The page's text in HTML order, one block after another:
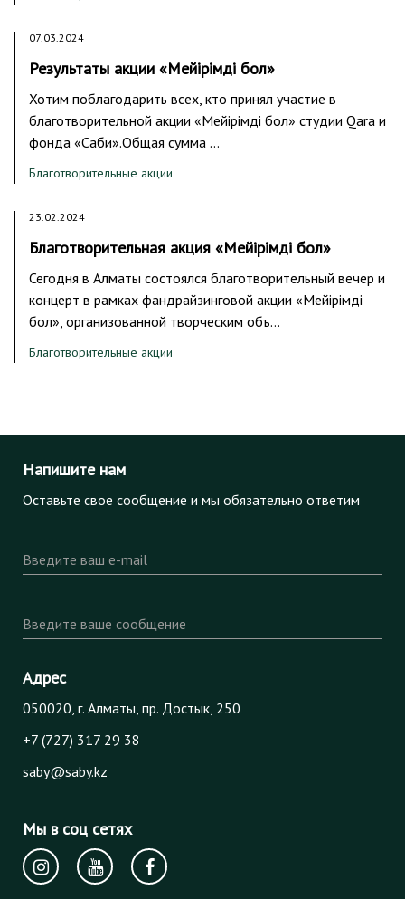
07.03.2024
Результаты акции «Мейірімді бол»
Хотим поблагодарить всех, кто принял участие в
благотворительной акции «Мейірімді бол» студии Qara и
фонда «Саби».Общая сумма …
Благотворительные акции
23.02.2024
Благотворительная акция «Мейірімді бол»
Сегодня в Алматы состоялся благотворительный вечер и
концерт в рамках фандрайзинговой акции «Мейірімді
бол», организованной творческим объ…
Благотворительные акции
Напишите нам
Оставьте свое сообщение и мы обязательно ответим
Введите ваш e-mail
Введите ваше сообщение
Адрес
050020, г. Алматы, пр. Достык, 250
+7 (727) 317 29 38
saby@saby.kz
Мы в соц сетях